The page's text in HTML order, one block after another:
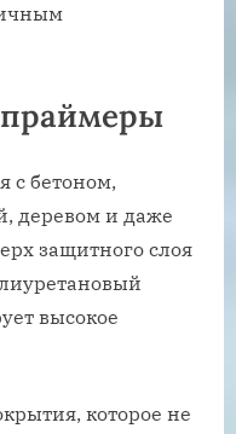
с бетоном,
деревом и даже
защитного слоя
высокое
которое не